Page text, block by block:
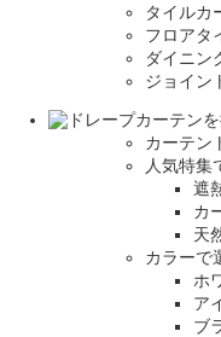
タイルカ
フロアタ
ダイニン
ジョイン
カーテン
人気特集
遮
カ
天
カラーで
ホ
ア
ブ